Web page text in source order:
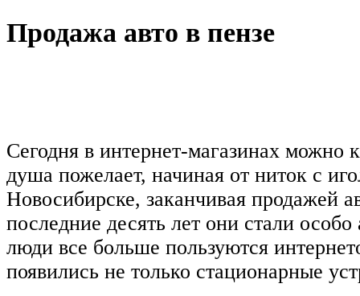
Продажа авто в пензе
Сегодня в интернет-магазинах можно
душа пожелает, начиная от ниток с
Новосибирске, заканчивая продажей
последние десять лет они стали
люди все больше пользуются
появились не только стационарные